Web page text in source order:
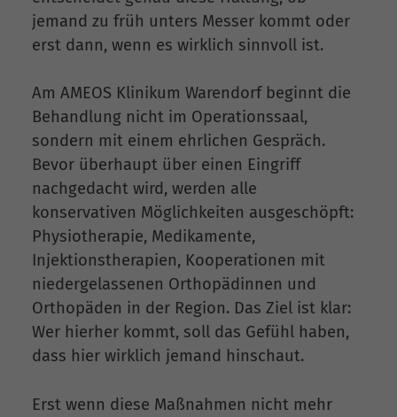
jemand zu früh unters Messer kommt oder
erst dann, wenn es wirklich sinnvoll ist.
Am AMEOS Klinikum Warendorf beginnt die
Behandlung nicht im Operationssaal,
sondern mit einem ehrlichen Gespräch.
Bevor überhaupt über einen Eingriff
nachgedacht wird, werden alle
konservativen Möglichkeiten ausgeschöpft:
Physiotherapie, Medikamente,
Injektionstherapien, Kooperationen mit
niedergelassenen Orthopädinnen und
Orthopäden in der Region. Das Ziel ist klar:
Wer hierher kommt, soll das Gefühl haben,
dass hier wirklich jemand hinschaut.
Erst wenn diese Maßnahmen nicht mehr